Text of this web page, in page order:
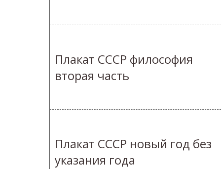
Плакат СССР философия
вторая часть
Плакат СССР новый год без
указания года